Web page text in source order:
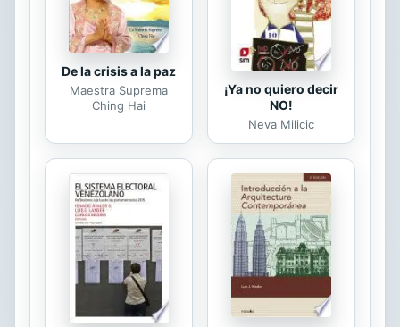
De la crisis a la paz
Maestra Suprema
Ching Hai
¡Ya no quiero decir
NO!
Neva Milicic